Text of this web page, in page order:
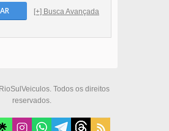
[+] Busca Avançada
Todos os direitos
reservados.